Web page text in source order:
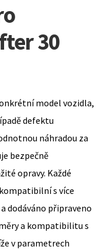
30
model vozidla,
defektu
náhradou za
bezpečně
opravy. Každé
s více
dodáváno připraveno
a kompatibilitu s
v parametrech